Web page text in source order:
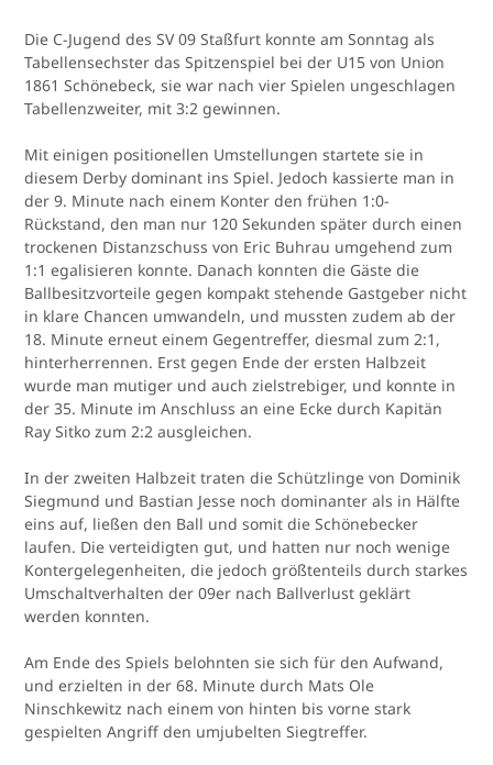
Die C-Jugend des SV 09 Staßfurt konnte am Sonntag als
Tabellensechster das Spitzenspiel bei der U15 von Union
1861 Schönebeck, sie war nach vier Spielen ungeschlagen
Tabellenzweiter, mit 3:2 gewinnen.
Mit einigen positionellen Umstellungen startete sie in
diesem Derby dominant ins Spiel. Jedoch kassierte man in
der 9. Minute nach einem Konter den frühen 1:0-
Rückstand, den man nur 120 Sekunden später durch einen
trockenen Distanzschuss von Eric Buhrau umgehend zum
1:1 egalisieren konnte. Danach konnten die Gäste die
Ballbesitzvorteile gegen kompakt stehende Gastgeber nicht
in klare Chancen umwandeln, und mussten zudem ab der
18. Minute erneut einem Gegentreffer, diesmal zum 2:1,
hinterherrennen. Erst gegen Ende der ersten Halbzeit
wurde man mutiger und auch zielstrebiger, und konnte in
der 35. Minute im Anschluss an eine Ecke durch Kapitän
Ray Sitko zum 2:2 ausgleichen.
In der zweiten Halbzeit traten die Schützlinge von Dominik
Siegmund und Bastian Jesse noch dominanter als in Hälfte
eins auf, ließen den Ball und somit die Schönebecker
laufen. Die verteidigten gut, und hatten nur noch wenige
Kontergelegenheiten, die jedoch größtenteils durch starkes
Umschaltverhalten der 09er nach Ballverlust geklärt
werden konnten.
Am Ende des Spiels belohnten sie sich für den Aufwand,
und erzielten in der 68. Minute durch Mats Ole
Ninschkewitz nach einem von hinten bis vorne stark
gespielten Angriff den umjubelten Siegtreffer.